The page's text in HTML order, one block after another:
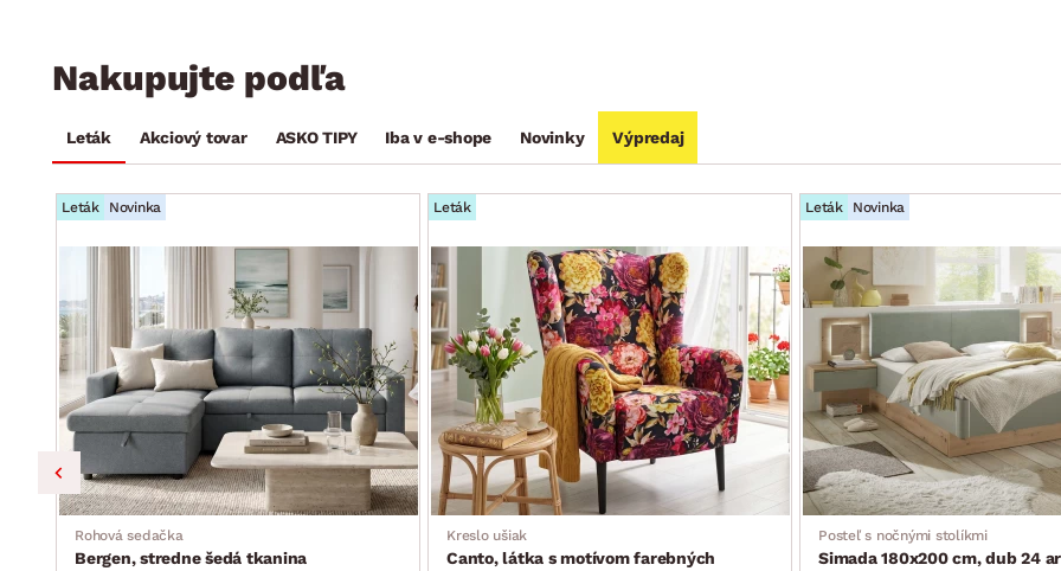
Nakupujte podľa
Leták Akciový tovar ASKO TIPY Iba v e-shope Novinky Výpredaj
Leták Novinka
Rohová sedačka
Bergen, stredne šedá tkanina
Leták
Kreslo ušiak
Canto, látka s motívom farebných
Leták Novinka
Posteľ s nočnými stolíkmi
Simada 180x200 cm, dub 24